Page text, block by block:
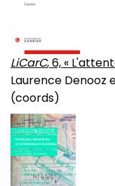
LiCarC, 6, «
Laurence Denooz
(coords)